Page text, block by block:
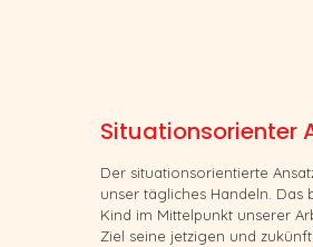
Situationsorienter
Der situationsorientierte
unser tägliches Handeln. Das
Kind im Mittelpunkt unserer
Ziel seine jetzigen und